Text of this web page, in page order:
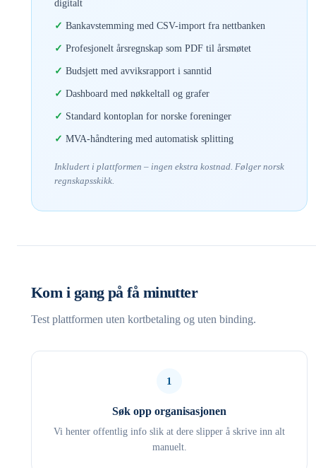
digitalt
Bankavstemming med CSV-import fra nettbanken
Profesjonelt årsregnskap som PDF til årsmøtet
Budsjett med avviksrapport i sanntid
Dashboard med nøkkeltall og grafer
Standard kontoplan for norske foreninger
MVA-håndtering med automatisk splitting
Inkludert i plattformen – ingen ekstra kostnad. Følger norsk
regnskapsskikk.
Kom i gang på få minutter
Test plattformen uten kortbetaling og uten binding.
1
Søk opp organisasjonen
Vi henter offentlig info slik at dere slipper å skrive inn alt
manuelt.